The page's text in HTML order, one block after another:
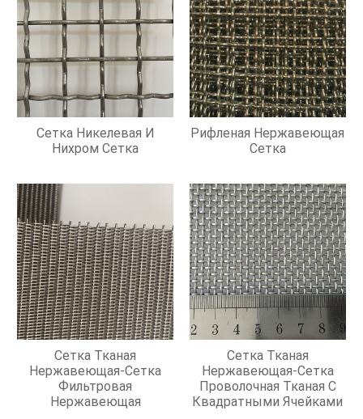
Сетка Никелевая И
Нихром Сетка
Рифленая Нержавеющая
Сетка
Сетка Тканая
Нержавеющая-Сетка
Фильтровая
Нержавеющая
Сетка Тканая
Нержавеющая-Сетка
Проволочная Тканая С
Квадратными Ячейками